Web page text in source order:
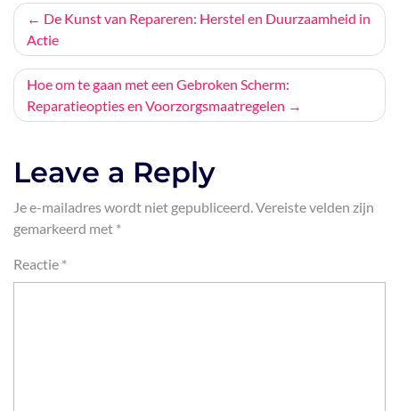
Bericht
navigatie
De Kunst van Repareren: Herstel en Duurzaamheid in
Actie
Hoe om te gaan met een Gebroken Scherm:
Reparatieopties en Voorzorgsmaatregelen
Leave a Reply
Je e-mailadres wordt niet gepubliceerd.Vereiste velden zijn
gemarkeerd met *
Reactie *